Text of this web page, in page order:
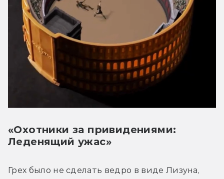
«Охотники за привидениями:
Леденящий ужас»
Грех было не сделать ведро в виде Лизуна,